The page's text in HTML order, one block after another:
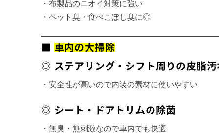
・布製品のニオイ対策に強い
・ペット臭・食べこぼし臭に◎
車内の大掃除
◎ ステアリング・シフト周りの皮脂汚
・安全性が高いので内装の素材に使いやすい
◎ シート・ドアトリムの除菌
・無臭・無刺激なので車内でも快適